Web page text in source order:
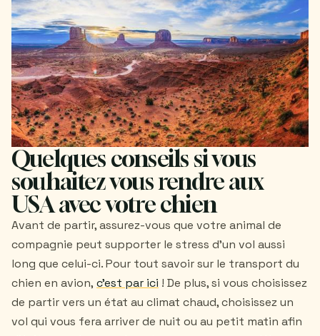
Quelques conseils si vous
souhaitez vous rendre aux
USA avec votre chien
Avant de partir, assurez-vous que votre animal de
compagnie peut supporter le stress d'un vol aussi
long que celui-ci. Pour tout savoir sur le transport du
chien en avion, c'est par ici ! De plus, si vous choisissez
de partir vers un état au climat chaud, choisissez un
vol qui vous fera arriver de nuit ou au petit matin afin